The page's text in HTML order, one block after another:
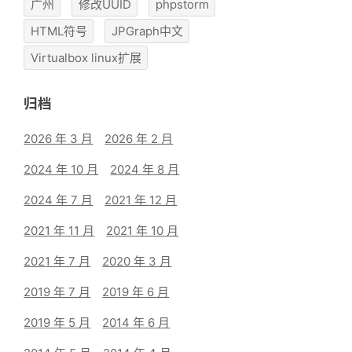
广州 修改UUID
phpstorm
HTML符号
JPGraph中文
Virtualbox linux扩展
归档
2026 年 3 月 2026 年 2 月
2024 年 10 月 2024 年 8 月
2024 年 7 月 2021 年 12 月
2021 年 11 月 2021 年 10 月
2021 年 7 月 2020 年 3 月
2019 年 7 月 2019 年 6 月
2019 年 5 月 2014 年 6 月